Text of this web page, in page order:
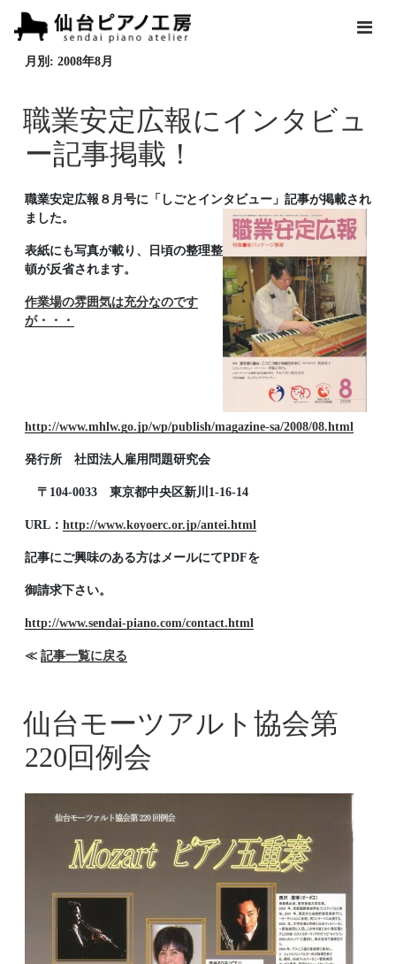
月別: 2008年8月
職業安定広報にインタビュ
ー記事掲載！
職業安定広報８月号に「しごとインタビュー」記事が掲載され
ました。
表紙にも写真が載り、日頃の整理整
頓が反省されます。
作業場の雰囲気は充分なのです
が・・・
http://www.mhlw.go.jp/wp/publish/magazine-sa/2008/08.html
発行所 社団法人雇用問題研究会
〒104-0033 東京都中央区新川1-16-14
URL： http://www.koyoerc.or.jp/antei.html
記事にご興味のある方はメールにてPDFを
御請求下さい。
http://www.sendai-piano.com/contact.html
≪ 記事一覧に戻る
仙台モーツアルト協会第
220回例会